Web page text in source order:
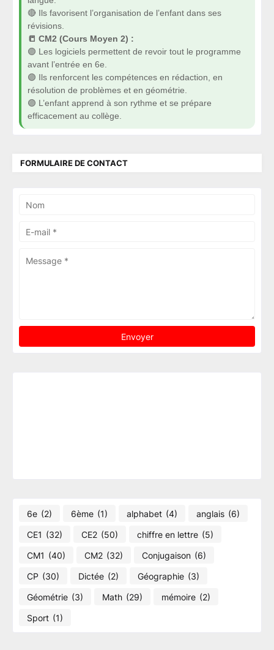
🔴 Ils favorisent l’organisation de l’enfant dans ses
révisions.
📒 CM2 (Cours Moyen 2) :
🟣 Les logiciels permettent de revoir tout le programme
avant l’entrée en 6e.
🟣 Ils renforcent les compétences en rédaction, en
résolution de problèmes et en géométrie.
🟣 L’enfant apprend à son rythme et se prépare
efficacement au collège.
FORMULAIRE DE CONTACT
6e (2) 6ème (1) alphabet (4) anglais (6)
CE1 (32) CE2 (50) chiffre en lettre (5)
CM1 (40) CM2 (32) Conjugaison (6)
CP (30) Dictée (2) Géographie​ (3)
Géométrie (3) Math (29) mémoire (2)
Sport (1)